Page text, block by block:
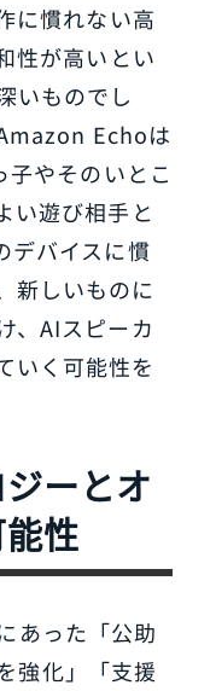
に慣れない高
性が高いとい
いものでし
Echoは
やそのいとこ
い遊び相手と
デバイスに慣
新しいものに
、AIスピーカ
いく可能性を
ーとオ
性
あった「公助
強化」「支援